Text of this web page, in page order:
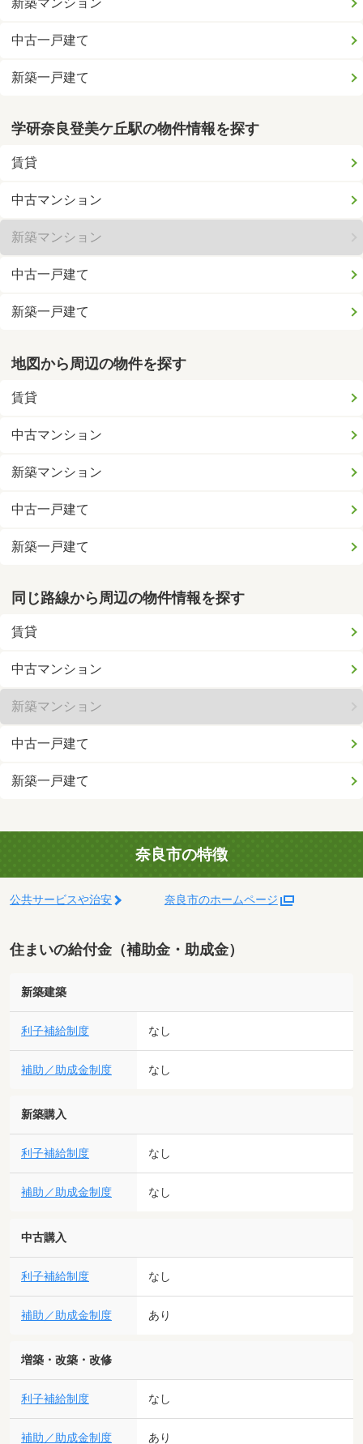
中古一戸建て
新築一戸建て
学研奈良登美ケ丘駅の物件情報を探す
賃貸
中古マンション
新築マンション
中古一戸建て
新築一戸建て
地図から周辺の物件を探す
賃貸
中古マンション
新築マンション
中古一戸建て
新築一戸建て
同じ路線から周辺の物件情報を探す
賃貸
中古マンション
新築マンション
中古一戸建て
新築一戸建て
奈良市の特徴
公共サービスや治安 奈良市のホームページ
住まいの給付金（補助金・助成金）
新築建築
利子補給制度 なし
補助／助成金制度 なし
新築購入
利子補給制度 なし
補助／助成金制度 なし
中古購入
利子補給制度 なし
補助／助成金制度 あり
増築・改築・改修
利子補給制度 なし
補助／助成金制度 あり